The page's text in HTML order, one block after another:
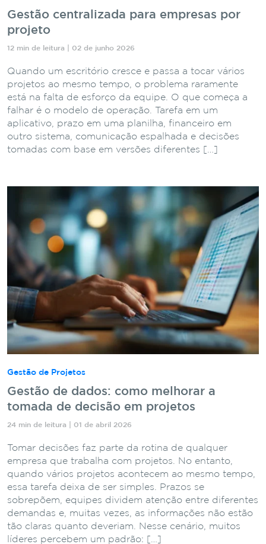
Gestão centralizada para empresas por
projeto
12 min de leitura | 02 de junho 2026
Quando um escritório cresce e passa a tocar vários
projetos ao mesmo tempo, o problema raramente
está na falta de esforço da equipe. O que começa a
falhar é o modelo de operação. Tarefa em um
aplicativo, prazo em uma planilha, financeiro em
outro sistema, comunicação espalhada e decisões
tomadas com base em versões diferentes […]
Gestão de Projetos
Gestão de dados: como melhorar a
tomada de decisão em projetos
24 min de leitura | 01 de abril 2026
Tomar decisões faz parte da rotina de qualquer
empresa que trabalha com projetos. No entanto,
quando vários projetos acontecem ao mesmo tempo,
essa tarefa deixa de ser simples. Prazos se
sobrepõem, equipes dividem atenção entre diferentes
demandas e, muitas vezes, as informações não estão
tão claras quanto deveriam. Nesse cenário, muitos
líderes percebem um padrão: […]